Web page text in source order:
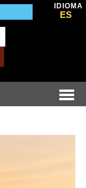
IDIOMA
ES